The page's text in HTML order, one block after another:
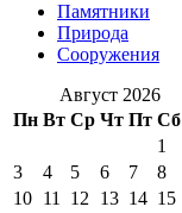
Памятники
Природа
Сооружения
Август 2026
Пн Вт Ср Чт Пт Сб
1
3
4 5 6 7 8
10 11 12 13 14 15